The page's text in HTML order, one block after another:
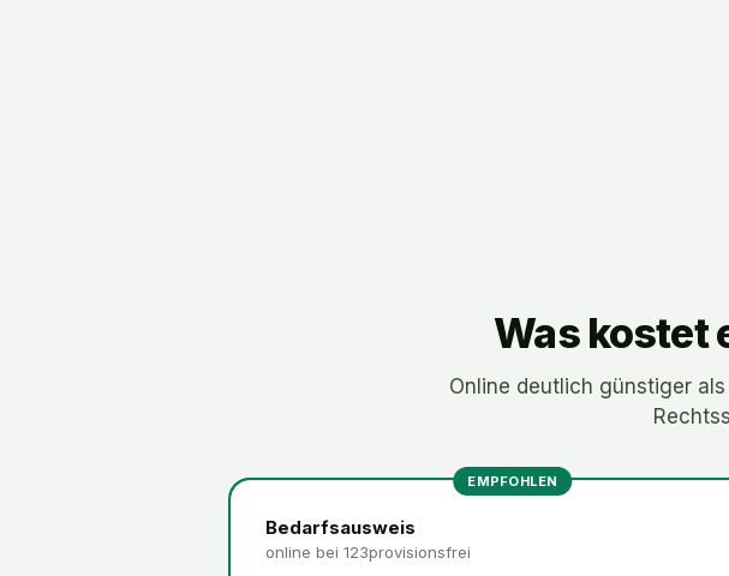
Was kostet
Online deutlich günstiger
EMPFOHLEN
Bedarfsausweis
online bei 123provisionsfrei